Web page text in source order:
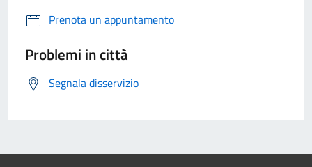
Prenota un appuntamento
Problemi in città
Segnala disservizio